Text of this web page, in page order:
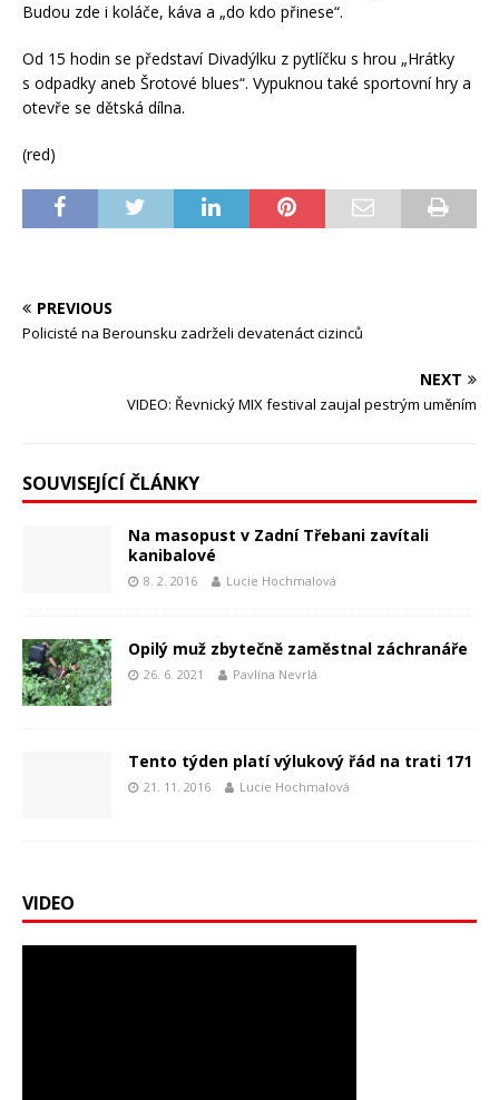
Budou zde i koláče, káva a „do kdo přinese“.
Od 15 hodin se představí Divadýlku z pytlíčku s hrou „Hrátky
s odpadky aneb Šrotové blues“. Vypuknou také sportovní hry a
otevře se dětská dílna.
(red)
PREVIOUS
Policisté na Berounsku zadrželi devatenáct cizinců
NEXT
VIDEO: Řevnický MIX festival zaujal pestrým uměním
SOUVISEJÍCÍ ČLÁNKY
Na masopust v Zadní Třebani zavítali
kanibalové
8. 2. 2016 Lucie Hochmalová
Opilý muž zbytečně zaměstnal záchranáře
26. 6. 2021 Pavlína Nevrlá
Tento týden platí výlukový řád na trati 171
21. 11. 2016 Lucie Hochmalová
VIDEO